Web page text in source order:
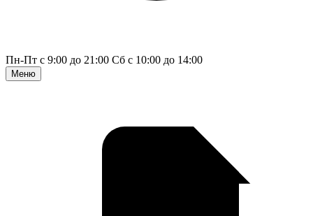
Пн-Пт с 9:00 до 21:00 Сб с 10:00 до 14:00
Меню